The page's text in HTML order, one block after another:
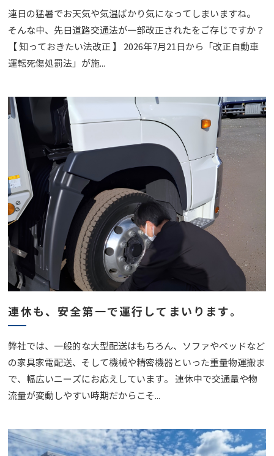
連日の猛暑でお天気や気温ばかり気になってしまいますね。
そんな中、先日道路交通法が一部改正されたをご存じですか？
【 知っておきたい法改正 】 2026年7月21日から「改正自動車
運転死傷処罰法」が施...
連休も、安全第一で運行してまいります。
弊社では、一般的な大型配送はもちろん、ソファやベッドなど
の家具家電配送、そして機械や精密機器といった重量物運搬ま
で、幅広いニーズにお応えしています。 連休中で交通量や物
流量が変動しやすい時期だからこそ...